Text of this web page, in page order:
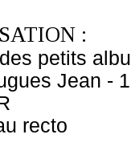
:
petits
Jean -
recto